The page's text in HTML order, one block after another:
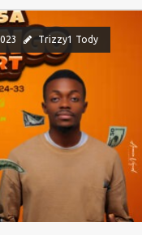
Trizzy1 Tody